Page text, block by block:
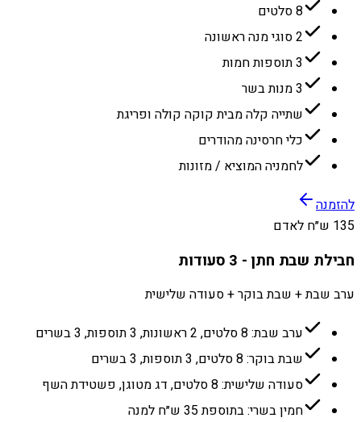
8 סלטים
2 סוגי מנה ראשונה
3 תוספות חמות
3 מנות בשר
שתייה קלה מבית קוקה קולה ופריגת
כלי חרסינה מהודרים
לחמניה המוציא / מזונות
להזמנה
135 ש״ח לאדם
חבילת שבת חתן - 3 סעודות
ערב שבת + שבת בוקר + סעודה שלישית
ערב שבת: 8 סלטים, 2 ראשונות, 3 תוספות, 3 בשרים
שבת בוקר: 8 סלטים, 3 תוספות, 3 בשרים
סעודה שלישית: 8 סלטים, דג מטוגן, פשטידת השף
חמין בשרי: בתוספת 35 ש״ח למנה